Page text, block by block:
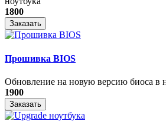
1800
Заказать
Прошивка BIOS
Обновление на новую версию биоса в
1900
Заказать